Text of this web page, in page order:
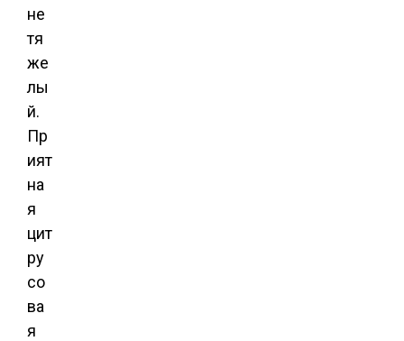
не
тя
же
лы
й.
Пр
ият
на
я
цит
ру
со
ва
я